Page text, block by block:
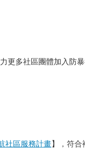
更多社區團體加入防
社區服務計畫】 ，符